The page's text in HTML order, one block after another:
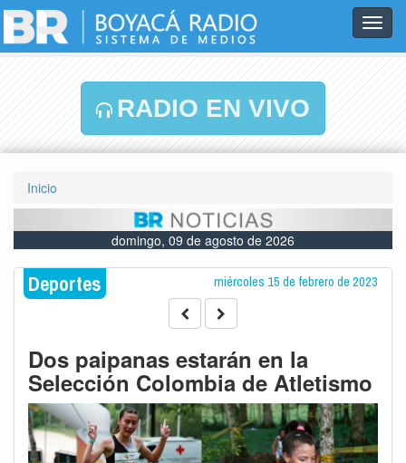
RADIO EN VIVO
Inicio
domingo, 09 de agosto de 2026
Deportes miércoles 15 de febrero de 2023
Dos paipanas estarán en la
Selección Colombia de Atletismo